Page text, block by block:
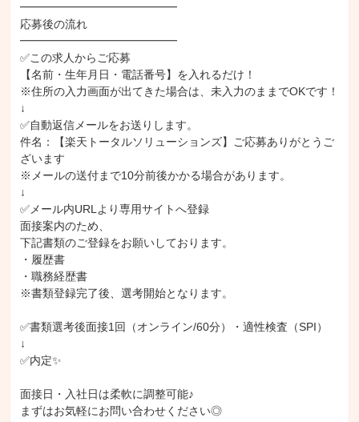
━━━━━━━━━━━━━━
応募後の流れ
━━━━━━━━━━━━━━
✅この求人からご応募
【名前・生年月日・電話番号】を入れるだけ！
※住所の入力画面が出てきた場合は、未入力のままでOKです！
↓
✅自動返信メールをお送りします。
件名：【楽天トータルソリューションズ】ご応募ありがとうご
ざいます
※メールの送付まで10分前後かかる場合があります。
↓
✅メール内URLより専用サイトへ登録
面接案内のため、
下記書類のご登録をお願いしております。
・履歴書
・職務経歴書
※書類登録完了後、選考開始となります。
✅書類選考後面接1回（オンライン/60分）・適性検査（SPI）
↓
✅内定✨
面接日・入社日は柔軟に調整可能♪
まずはお気軽にお問い合わせください◎